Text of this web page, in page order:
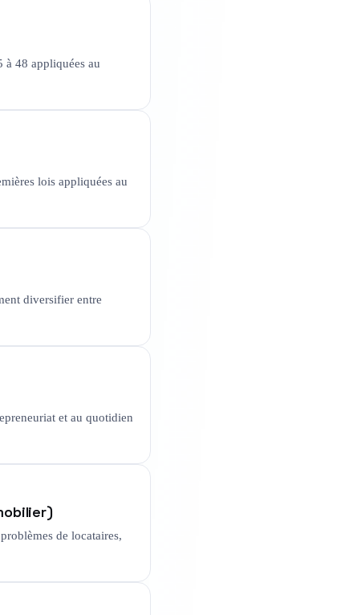
à 48 appliquées au
lois appliquées au
diversifier entre
et au quotidien
de locataires,